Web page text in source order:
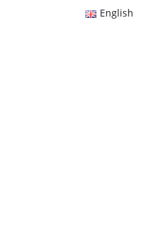
English